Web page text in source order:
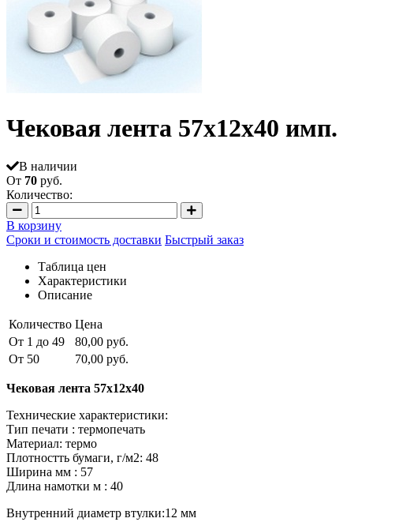
Чековая лента 57х12х40 имп.
В наличии
От 70 руб.
Количество:
В корзину
Сроки и стоимость доставки Быстрый заказ
Таблица цен
Характеристики
Описание
Количество Цена
От 1 до 49
80,00 руб.
От 50
70,00 руб.
Чековая лента 57х12х40
Технические характеристики:
Тип печати : термопечать
Материал: термо
Плотностть бумаги, г/м2: 48
Ширина мм : 57
Длина намотки м : 40
Внутренний диаметр втулки:12 мм